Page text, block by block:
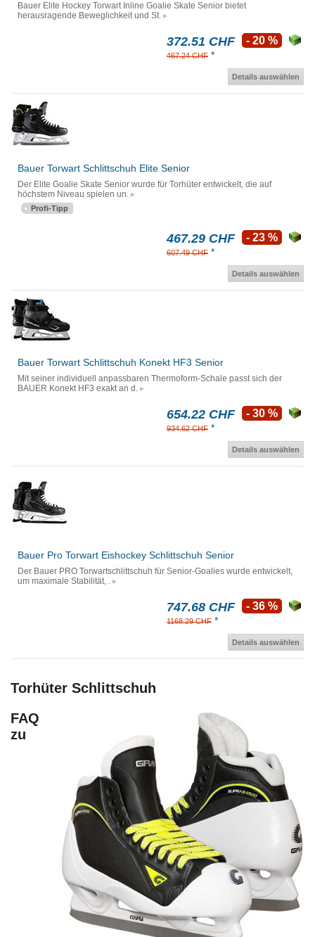
Bauer Elite Hockey Torwart Inline Goalie Skate Senior bietet
herausragende Beweglichkeit und St.
372.51 CHF
467.24 CHF *
- 20 %
Details auswählen
Bauer Torwart Schlittschuh Elite Senior
Der Elite Goalie Skate Senior wurde für Torhüter entwickelt, die auf
höchstem Niveau spielen un.
Profi-Tipp
467.29 CHF
607.49 CHF *
- 23 %
Details auswählen
Bauer Torwart Schlittschuh Konekt HF3 Senior
Mit seiner individuell anpassbaren Thermoform-Schale passt sich der
BAUER Konekt HF3 exakt an d.
654.22 CHF
934.62 CHF *
- 30 %
Details auswählen
Bauer Pro Torwart Eishockey Schlittschuh Senior
Der Bauer PRO Torwartschlittschuh für Senior-Goalies wurde entwickelt,
um maximale Stabilität, .
747.68 CHF
1168.29 CHF *
- 36 %
Details auswählen
Torhüter Schlittschuh
FAQ
zu